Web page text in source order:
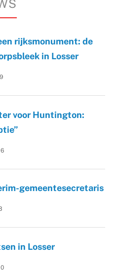
rijksmonument: de
in Losser
voor Huntington:
gemeentesecretaris
in Losser